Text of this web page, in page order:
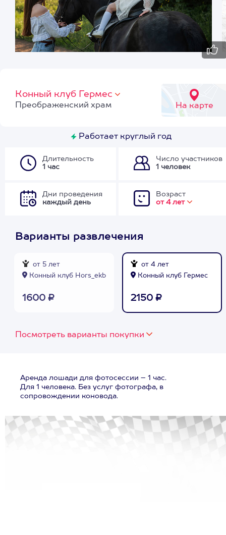
Конный клуб Гермес
На карте
Преображенский храм
Работает круглый год
Длительность
1 час
Число участников
1 человек
Дни проведения
каждый день
Возраст
от 4 лет
Варианты развлечения
от 5 лет
Конный клуб Hors_ekb
1600 ₽
от 4 лет
Конный клуб Гермес
2150 ₽
Посмотреть варианты покупки
Аренда лошади для фотосессии – 1 час.
Для 1 человека. Без услуг фотографа, в
сопровождении коновода.